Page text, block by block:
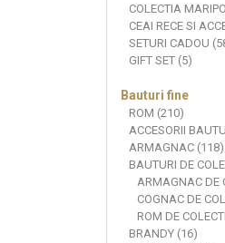
COLECTIA
CEAI RECE SI
SETURI CADOU
GIFT SET (5)
Bauturi fine
ROM (210)
ACCESORII
ARMAGNAC (118)
BAUTURI DE
ARMAGNAC DE
COGNAC DE
ROM DE
BRANDY (16)